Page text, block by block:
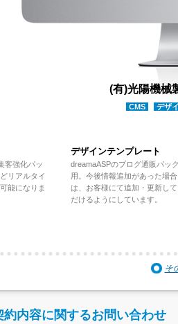
(有)光陽機械
CMS デザ
客強化パッ
リアルタイ
能になりま
デザインテンプレート
dreamaASPのブログ通販パッ
用。今後情報追加があった場
は、お客様にて追加・更新し
だけるようにしています。
そ
約内容に関するお問い合わせ